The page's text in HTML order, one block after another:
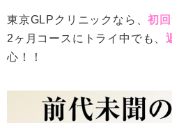
東京GLPクリニックなら、初
2ヶ月コースにトライ中でも、
心！！